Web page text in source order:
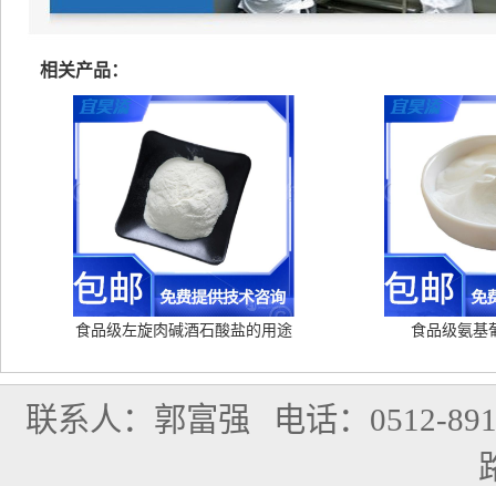
相关产品：
食品级左旋肉碱酒石酸盐的用途 食品级氨基
联系人：郭富强 电话：0512-